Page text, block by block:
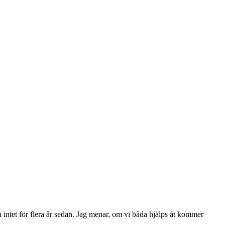
för flera år sedan. Jag menar, om vi båda hjälps åt kommer